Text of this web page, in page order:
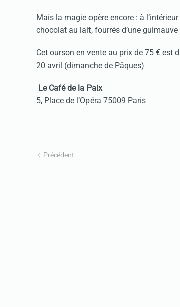
Mais la magie opère encore : à
chocolat au lait, fourrés d’une
Cet ourson en vente au prix de 75 €
20 avril (dimanche de Pâques)
Le Café de la Paix
5, Place de l’Opéra 75009 Paris
Précédent